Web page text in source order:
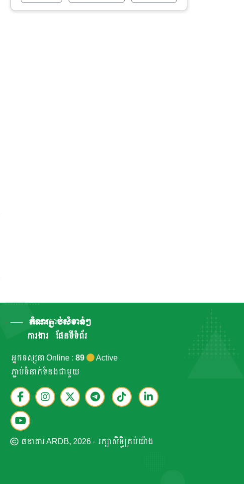
តំណរភ្ជាប់សំខាន់ៗ
ការងារ
ផែនទីទំព័រ
អ្នកទស្សនា Online : 89
Active
ភ្ជាប់ទំនាក់ទំនងជាមួយ
ធនាគារ ARDB, 2026 - រក្សាសិទ្ធិគ្រប់យ៉ាង